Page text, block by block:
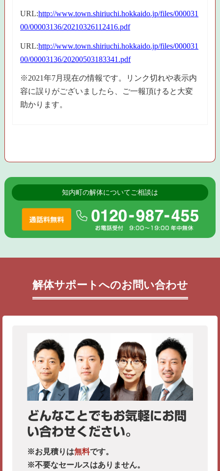
URL:http://www.town.shiriuchi.hokkaido.jp/files/000031
00/00003136/20210326112416.pdf
URL:http://www.town.shiriuchi.hokkaido.jp/files/000031
00/00003136/20200503183341.pdf
※2021年7月現在の情報です。リンク切れや表示内
容に誤りがございましたら、ご一報頂けると大変
助かります。
知内町の解体についてご相談は
解体サポートへのお問い合わせ
どんなことでもお気軽にお問
い合わせください。
※お見積りは無料です。
※不要なセールスはありません。